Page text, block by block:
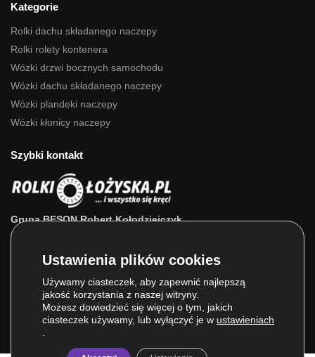
Kategorie
Rolki dachu składanego naczepy
Rolki rolety kontenera
Wózki drzwi bocznych samochodu
Wózki dachu składanego naczepy
Wózki plandeki naczepy
Wózki kłonicy naczepy
Szybki kontakt
Grupa BESON Robert Kołodziejczyk
ul. Powstańców Wlkp. 63a
E-mail:sklep@rolkilozyska.pl
Używamy ciasteczek, aby zapewnić najlepszą
jakość korzystania z naszej witryny.
Możesz dowiedzieć się więcej o tym, jakich
ciasteczek używamy, lub wyłączyć je w ustawieniach